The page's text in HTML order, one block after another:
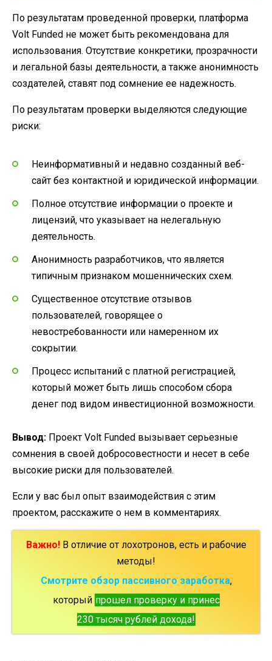
По результатам проведенной проверки, платформа
Volt Funded не может быть рекомендована для
использования. Отсутствие конкретики, прозрачности
и легальной базы деятельности, а также анонимность
создателей, ставят под сомнение ее надежность.
По результатам проверки выделяются следующие
риски:
Неинформативный и недавно созданный веб-
сайт без контактной и юридической информации.
Полное отсутствие информации о проекте и
лицензий, что указывает на нелегальную
деятельность.
Анонимность разработчиков, что является
типичным признаком мошеннических схем.
Существенное отсутствие отзывов
пользователей, говорящее о
невостребованности или намеренном их
сокрытии.
Процесс испытаний с платной регистрацией,
который может быть лишь способом сбора
денег под видом инвестиционной возможности.
Вывод: Проект Volt Funded вызывает серьезные
сомнения в своей добросовестности и несет в себе
высокие риски для пользователей.
Если у вас был опыт взаимодействия с этим
проектом, расскажите о нем в комментариях.
Важно!В отличие от лохотронов, есть и рабочие
методы!
Смотрите обзор пассивного заработка,
который прошел проверку и принес
230 тысяч рублей дохода!